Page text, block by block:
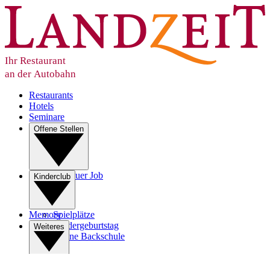
Ihr Restaurant
an der Autobahn
Restaurants
Hotels
Seminare
Offene Stellen
Ihr neuer Job
Lehre
Kinderclub
Spielplätze
Kindergeburtstag
Kleine Backschule
Memory
Weiteres